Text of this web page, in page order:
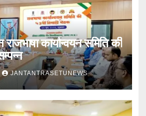
राजभाषा कार्यान्वयन समिति की
JANTANTRASETUNEWS